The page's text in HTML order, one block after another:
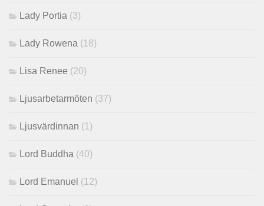
Lady Portia (3)
Lady Rowena (18)
Lisa Renee (20)
Ljusarbetarmöten (37)
Ljusvärdinnan (1)
Lord Buddha (40)
Lord Emanuel (12)